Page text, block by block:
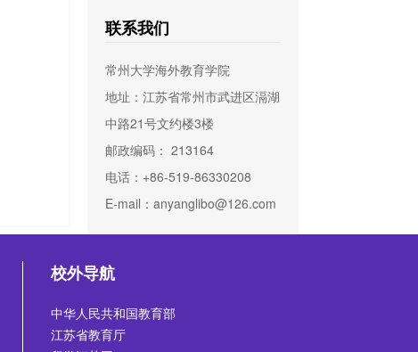
联系我们
常州大学海外教育学院
地址：江苏省常州市武进区滆湖
中路21号文约楼3楼
邮政编码： 213164
电话：+86-519-86330208
E-mail：anyanglibo@126.com
校外导航
中华人民共和国教育部
江苏省教育厅